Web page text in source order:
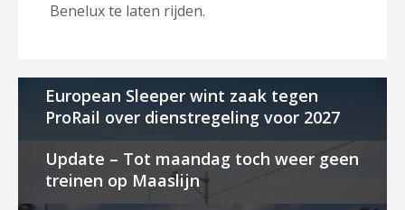
Benelux te laten rijden.
European Sleeper wint zaak tegen
ProRail over dienstregeling voor 2027
Update – Tot maandag toch weer geen
treinen op Maaslijn